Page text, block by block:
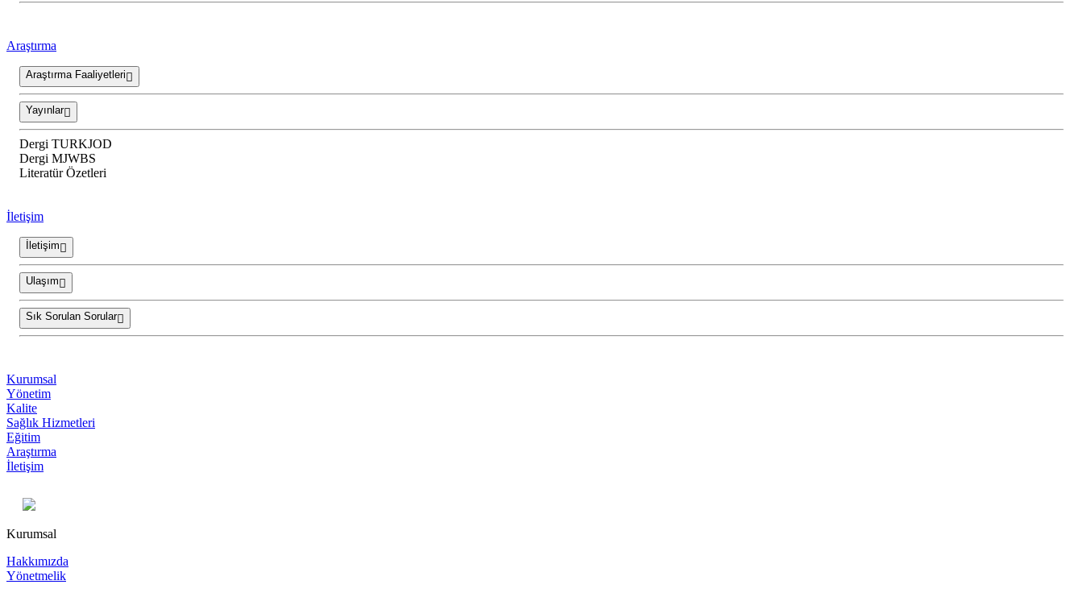
Araştırma
Araştırma Faaliyetleri
Yayınlar
Dergi TURKJOD
Dergi MJWBS
Literatür Özetleri
İletişim
İletişim
Ulaşım
Sık Sorulan Sorular
Kurumsal
Yönetim
Kalite
Sağlık Hizmetleri
Eğitim
Araştırma
İletişim
Kurumsal
Hakkımızda
Yönetmelik